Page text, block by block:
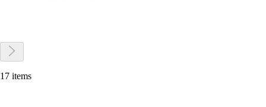
17 items